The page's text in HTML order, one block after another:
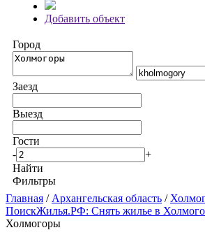
Добавить объект
Город
Заезд
Выезд
Гости
-
+
Найти
Фильтры
Главная / Архангельская область /
ПоискЖилья.РФ: Снять жилье в
Холмогоры